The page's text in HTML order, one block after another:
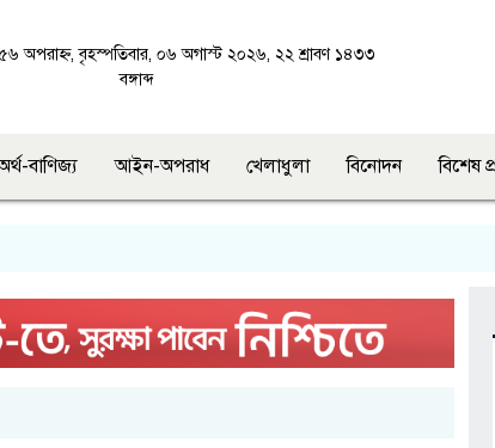
অপরাহ্ন, বৃহস্পতিবার, ০৬ অগাস্ট ২০২৬, ২২ শ্রাবণ ১৪৩৩
বঙ্গাব্দ
বাণিজ্য আইন-অপরাধ খেলাধুলা বিনোদন বিশেষ